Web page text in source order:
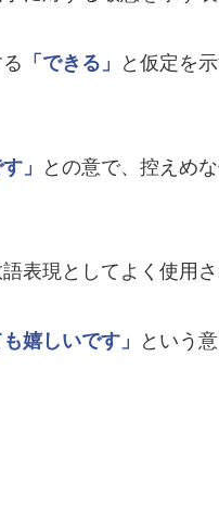
「できる」 と仮定を
」
との意で、控えめ
表現としてよく使用さ
嬉しいです」 という